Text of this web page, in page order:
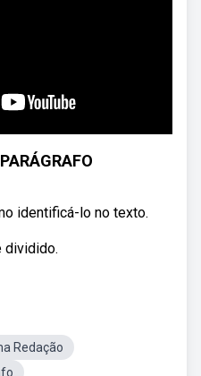
identificá-lo no texto.
dividido.
Redação